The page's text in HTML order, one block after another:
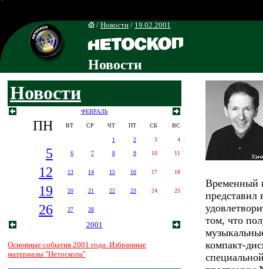
/ Новости / 19.02.2001
Новости
Новости
ФЕВРАЛЬ
ПН ВТ СР ЧТ ПТ СБ ВС
1 2 3 4
5 6 7 8 9 10 11
12 13 14 15 16 17 18
19 20 21 22 23 24 25
26 27 28
2001
Основные события 2001 года. Избранные
материалы "Нетоскопа"
Временный
представил
том, что
компакт-